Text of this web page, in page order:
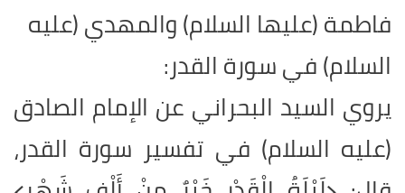
فاطمة (عليها السلام) والمهدي (عليه
السلام) في سورة القدر:
يروي السيد البحراني عن الإمام الصادق
(عليه السلام) في تفسير سورة القدر،